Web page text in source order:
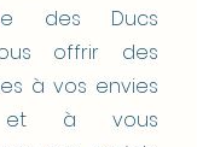
des Ducs
offrir des
à vos envies
et à vous